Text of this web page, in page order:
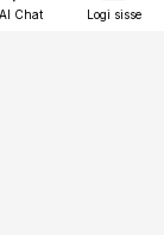
AI Chat Logi sisse